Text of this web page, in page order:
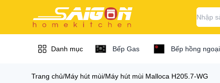
Danh mục Bếp Gas Bếp hồng ngoại
Trang chủ/Máy hút mùi/Máy hút mùi Malloca H205.7-WG